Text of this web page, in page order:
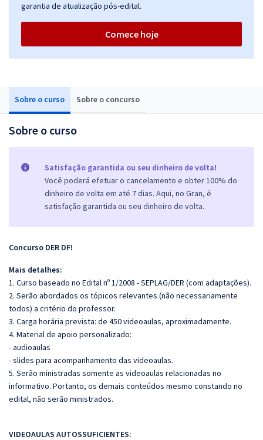
Sobre o curso Sobre o concurso
Sobre o curso
Satisfação garantida ou seu dinheiro de volta!
Você poderá efetuar o cancelamento e obter 100% do
dinheiro de volta em até 7 dias. Aqui, no Gran, é
satisfação garantida ou seu dinheiro de volta.
Concurso DER DF!
Mais detalhes:
1. Curso baseado no Edital nº 1/2008 - SEPLAG/DER (com adaptações).
2. Serão abordados os tópicos relevantes (não necessariamente
todos) a critério do professor.
3. Carga horária prevista: de 450 videoaulas, aproximadamente.
4. Material de apoio personalizado:
- audioaulas
- slides para acompanhamento das videoaulas.
5. Serão ministradas somente as videoaulas relacionadas no
informativo. Portanto, os demais conteúdos mesmo constando no
edital, não serão ministrados.
VIDEOAULAS AUTOSSUFICIENTES:
garantia de atualização pós-edital.
Comece hoje